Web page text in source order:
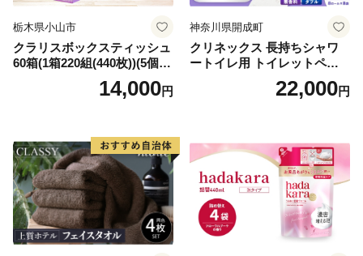
栃木県小山市
クラリスボックスティッシュ
60箱(1箱220組(440枚))(5個入
り×12セット)【1256759】
14,000円
神奈川県開成町
クリネックス 長持ちシャワ
ートイレ用 トイレットペー
パー（ダブル）64ロール(8ロ
ール×8パック) 開成町 トイレ
蓄 防災 エコ 消耗品 生活雑貨
生活用品 無香料 トイレット
ペーパー ダブル といれっと
ぺーぱー トイレ クレシア ト
イレットペーパー [BDBH002
-1]
22,000円